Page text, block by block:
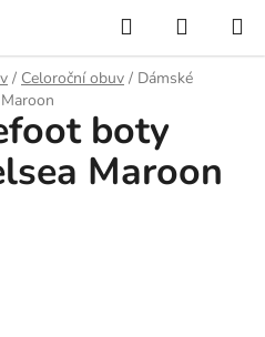
Hledat
KOŠÍK
/ Celoroční obuv / Dámské
boty
Maroon